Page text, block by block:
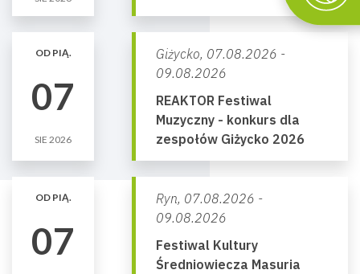
OD PIĄ.
07
SIE 2026
Giżycko, 07.08.2026 -
09.08.2026
REAKTOR Festiwal
Muzyczny - konkurs dla
zespołów Giżycko 2026
OD PIĄ.
07
Ryn, 07.08.2026 -
09.08.2026
Festiwal Kultury
Średniowiecza Masuria